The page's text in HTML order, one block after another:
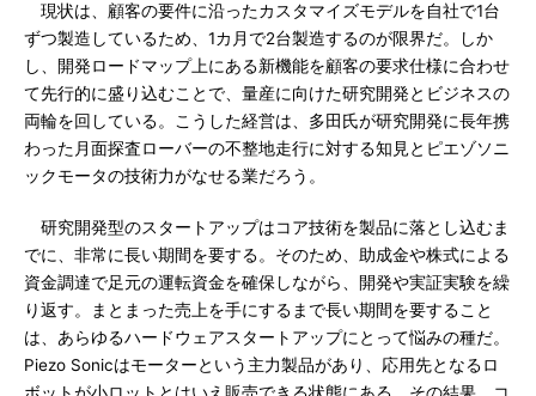
現状は、顧客の要件に沿ったカスタマイズモデルを自社で1台
ずつ製造しているため、1カ月で2台製造するのが限界だ。しか
し、開発ロードマップ上にある新機能を顧客の要求仕様に合わせ
て先行的に盛り込むことで、量産に向けた研究開発とビジネスの
両輪を回している。こうした経営は、多田氏が研究開発に長年携
わった月面探査ローバーの不整地走行に対する知見とピエゾソニ
ックモータの技術力がなせる業だろう。
研究開発型のスタートアップはコア技術を製品に落とし込むま
でに、非常に長い期間を要する。そのため、助成金や株式による
資金調達で足元の運転資金を確保しながら、開発や実証実験を繰
り返す。まとまった売上を手にするまで長い期間を要すること
は、あらゆるハードウェアスタートアップにとって悩みの種だ。
Piezo Sonicはモーターという主力製品があり、応用先となるロ